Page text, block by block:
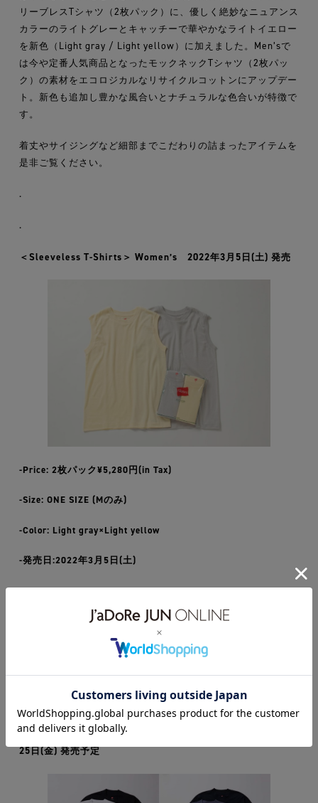
リーブレスTシャツ（2枚パック）に、優しく絶妙なニュアンス
カラーのライトグレーとキャッチーで華やかなライトイエロー
を新色（Light gray / Light yellow）に加えました。Men’sで
は今や定番人気商品となったモックネックTシャツ（2枚パッ
ク）の素材をエコロジカルなリサイクルコットンにアップデー
ト。新色も追加し豊かな風合いとナチュラルな色合いが特徴で
す。
着丈やサイジングなど細部までこだわりの詰まったアイテムを
是非ご覧ください。
.
.
＜Sleeveless T-Shirts＞ Women’s 2022年3月5日(土) 発売
-Price: 2枚パック¥5,280円(in Tax)
-Size: ONE SIZE (Mのみ)
-Color: Light gray×Light yellow
-発売日:2022年3月5日(土)
ONLINE STORE URL
https://www.junonline.jp/adam-et-rope-
femme/product/tops/tank-tops/BLM32870
＜Recycle Cotton Mock Neck T-Shirts＞ Unisex 2022年3月
25日(金) 発売予定